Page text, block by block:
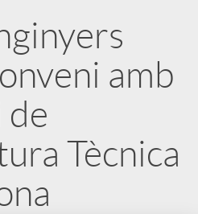
amb
de
Tècnica